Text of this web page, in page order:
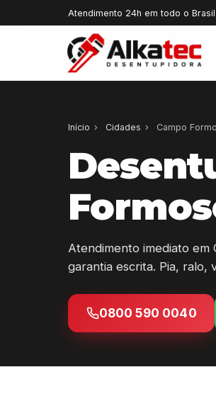
Atendimento 24h em todo o
Início › Cidades › Campo
Atendimento imediato
garantia escrita. Pia, ralo,
0800 590 0040